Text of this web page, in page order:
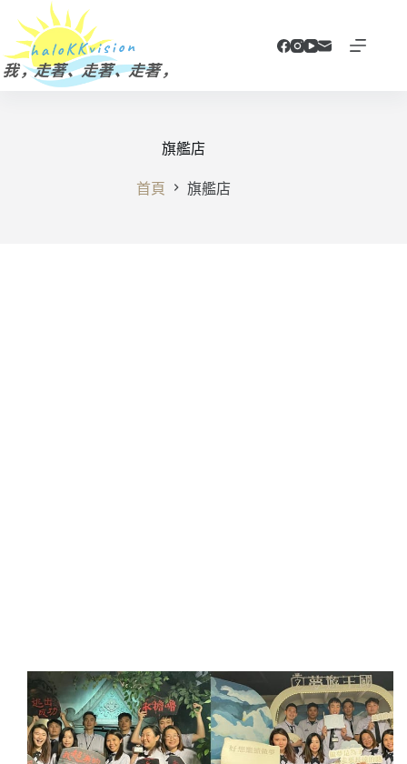
主
要
旗艦店
首頁 旗艦店